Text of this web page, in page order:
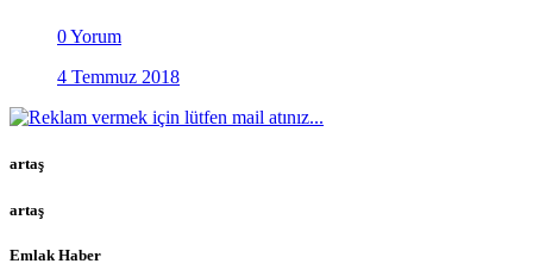
0 Yorum
4 Temmuz 2018
artaş
artaş
Emlak Haber